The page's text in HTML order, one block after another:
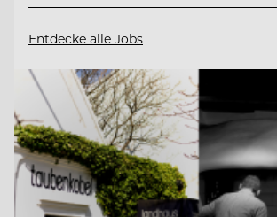
Entdecke alle Jobs